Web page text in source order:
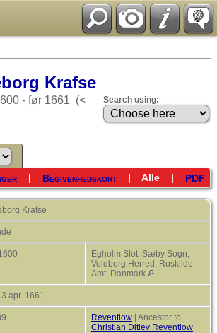
Krafse
- før 1661 (<
Search using:
| Begivenhedskort| Alle| PDF
Krafse
Egholm Slot, Sæby Sogn,
Voldborg Herred, Roskilde
Amt, Danmark
apr. 1661
Reventlow | Ancestor to
Christian Ditlev Reventlow